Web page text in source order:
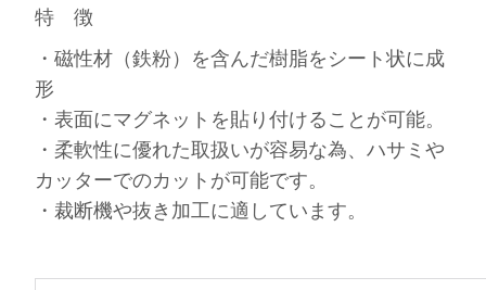
特 徴
・磁性材（鉄粉）を含んだ樹脂をシート状に成
形
・表面にマグネットを貼り付けることが可能。
・柔軟性に優れた取扱いが容易な為、ハサミや
カッターでのカットが可能です。
・裁断機や抜き加工に適しています。